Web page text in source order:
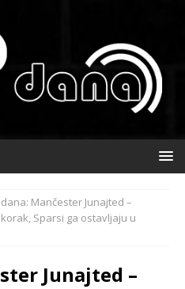
Mančester Junajted –
Sparsi ga ostavljaju u
Junajted –